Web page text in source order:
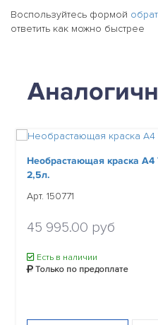
Воспользуйтесь формой
ответить как можно быстрее
Необрастающая краска A4
2,5л.
Арт. 150771
45 995.00 руб
Есть в наличии
Только по предоплате